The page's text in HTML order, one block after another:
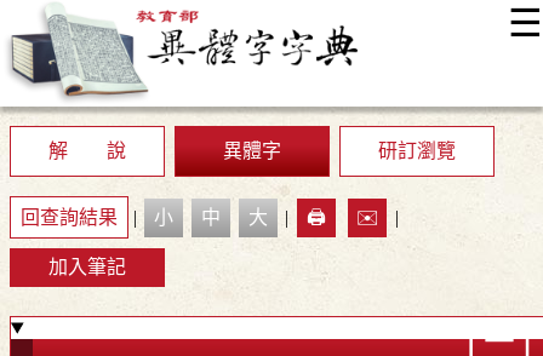
☰
最新消息
顯示模式
網站導覽
EN
解 說
異體字 研訂瀏覽
回查詢結果 | 小 中 大 | 🖨️ ✉️ |
加入筆記